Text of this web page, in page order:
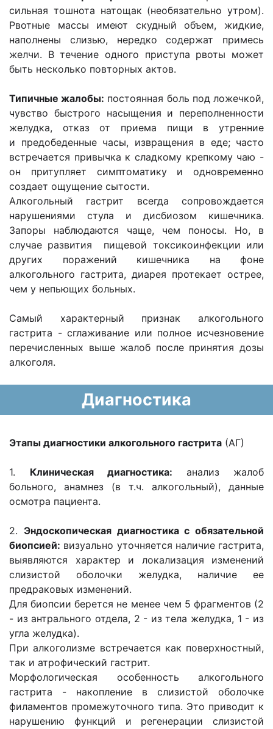
сильная тошнота натощак (необязательно утром).
Рвотные массы имеют скудный объем, жидкие,
наполнены слизью, нередко содержат примесь
желчи. В течение одного приступа рвоты может
быть несколько повторных актов.
Типичные жалобы: постоянная боль под ложечкой,
чувство быстрого насыщения и переполненности
желудка, отказ от приема пищи в утренние
и предобеденные часы, извращения в еде; часто
встречается привычка к сладкому крепкому чаю -
он притупляет симптоматику и одновременно
создает ощущение сытости.
Алкогольный гастрит всегда сопровождается
нарушениями стула и дисбиозом кишечника.
Запоры наблюдаются чаще, чем поносы. Но, в
случае развития пищевой токсикоинфекции или
других поражений кишечника на фоне
алкогольного гастрита, диарея протекает острее,
чем у непьющих больных.
Самый характерный признак алкогольного
гастрита - сглаживание или полное исчезновение
перечисленных выше жалоб после принятия дозы
алкоголя.
Диагностика
Этапы диагностики алкогольного гастрита (АГ)
1. Клиническая диагностика: анализ жалоб
больного, анамнез (в т.ч. алкогольный), данные
осмотра пациента.
2. Эндоскопическая диагностика с обязательной
биопсией: визуально уточняется наличие гастрита,
выявляются характер и локализация изменений
слизистой оболочки желудка, наличие ее
предраковых изменений.
Для биопсии берется не менее чем 5 фрагментов (2
- из антрального отдела, 2 - из тела желудка, 1 - из
угла желудка).
При алкоголизме встречается как поверхностный,
так и атрофический гастрит.
Морфологическая особенность алкогольного
гастрита - накопление в слизистой оболочке
филаментов промежуточного типа. Это приводит к
нарушению функций и регенерации слизистой